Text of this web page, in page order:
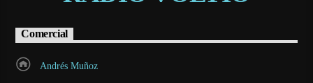
Comercial
Andrés Muñoz